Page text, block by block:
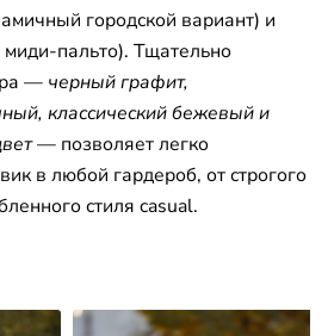
городской вариант) и
пальто). Тщательно
— черный графит,
классический бежевый и
— позволяет легко
в любой гардероб, от строгого
стиля casual.